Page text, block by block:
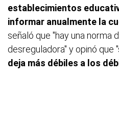
establecimientos
informar anualmente la
señaló que "hay una norma
desreguladora" y opinó que
deja más débiles a los